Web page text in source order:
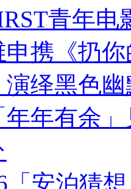
青年电
携《扔
演绎黑色
年年有余
「安泊猜